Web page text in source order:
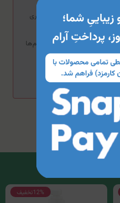
محصول بپرهیزید.
از مصرف این محصول خودداری
سطوح مخاطی، چشم‌ها و زخم‌ها
سرم‌ها و کرم‌های
این محصول توصیه می‌شود.
12%تخفیف